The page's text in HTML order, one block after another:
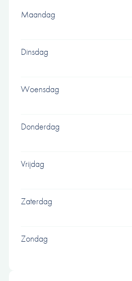
Maandag
Dinsdag
Woensdag
Donderdag
Vrijdag
Zaterdag
Zondag